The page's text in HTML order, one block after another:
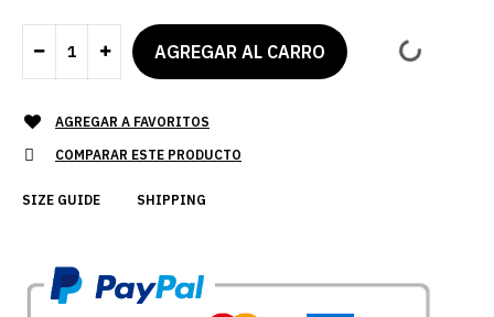
AGREGAR A FAVORITOS
COMPARAR ESTE PRODUCTO
SIZE GUIDE SHIPPING